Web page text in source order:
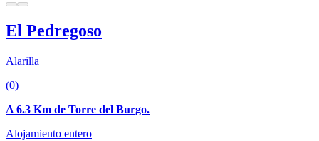
El Pedregoso
Alarilla
(0)
A 6.3 Km de Torre del Burgo.
Alojamiento entero